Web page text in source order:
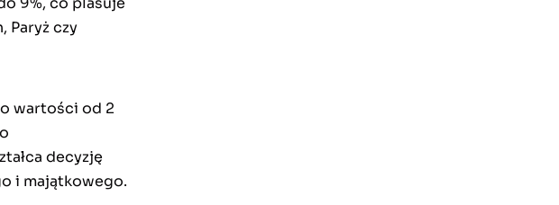
Paryż czy
wartości od 2
decyzję
i majątkowego.